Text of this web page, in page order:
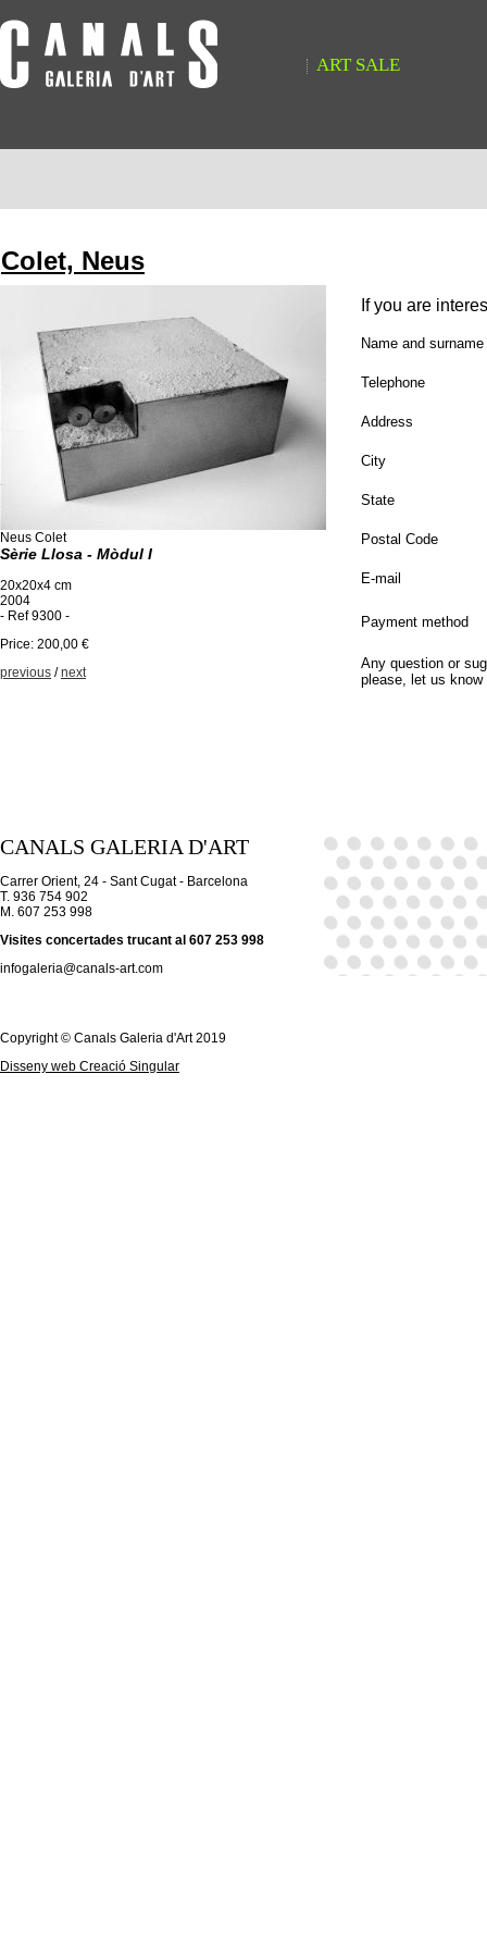
ART SALE
Colet, Neus
Neus Colet
Sèrie Llosa - Mòdul I
20x20x4 cm
2004
- Ref 9300 -
Price: 200,00 €
previous /next
If you are
Name and surname
Telephone
Address
City
State
Postal Code
E-mail
Payment method
Any question or
please, let us know
CANALS GALERIA D'ART
Carrer Orient, 24 - Sant Cugat - Barcelona
T. 936 754 902
M. 607 253 998
Visites concertades trucant al 607 253 998
infogaleria@canals-art.com
Copyright © Canals Galeria d'Art 2019
Disseny web Creació Singular